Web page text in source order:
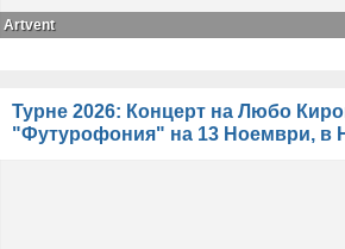
Artvent
Турне 2026: Концерт на Любо
"Футурофония" на 13 Ноември, в